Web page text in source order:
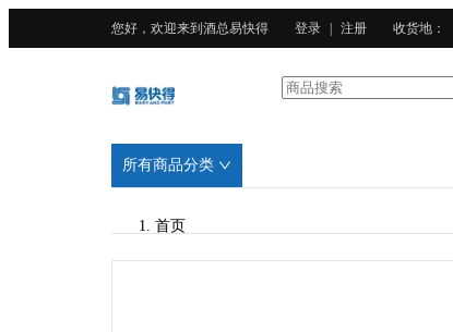
您好，欢迎来到酒总易快得 登录 注册 收货地 ：
所有商品分类
首页